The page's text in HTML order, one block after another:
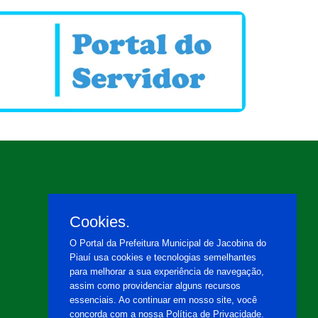
Cookies.
O Portal da Prefeitura Municipal de Jacobina do
Piauí usa cookies e tecnologias semelhantes
para melhorar a sua experiência de navegação,
assim como providenciar alguns recursos
essenciais. Ao continuar em nosso site, você
concorda com a nossa Política de Privacidade.